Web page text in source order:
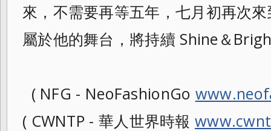
來，不需要再等五年， 七月初再次
屬於他的舞台，將持續 Shine＆
( NFG - NeoFashionGo
( CWNTP - 華人世界時報